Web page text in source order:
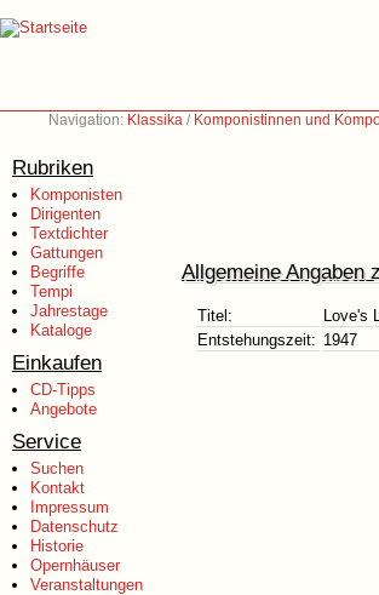
Navigation: Klassika / Komponistinnen und
Rubriken
Komponisten
Dirigenten
Textdichter
Gattungen
Begriffe
Tempi
Jahrestage
Kataloge
Einkaufen
CD-Tipps
Angebote
Service
Suchen
Kontakt
Impressum
Datenschutz
Historie
Opernhäuser
Veranstaltungen
Allgemeine Angaben
Titel:
Love's
Entstehungszeit: 1947